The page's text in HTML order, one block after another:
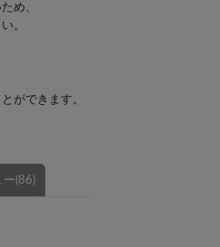
め、
。
ができます。
ー(86)